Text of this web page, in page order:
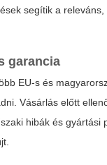
segítik a
garancia
EU-s és
Vásárlás előtt
hibák és gyártási